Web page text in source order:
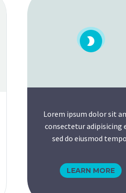


Lorem ipsum dolor sit
consectetur adipisicing
sed do eiusmod
LEARN MORE